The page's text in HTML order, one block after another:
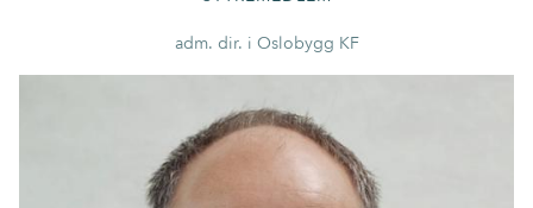
adm. dir. i Oslobygg KF